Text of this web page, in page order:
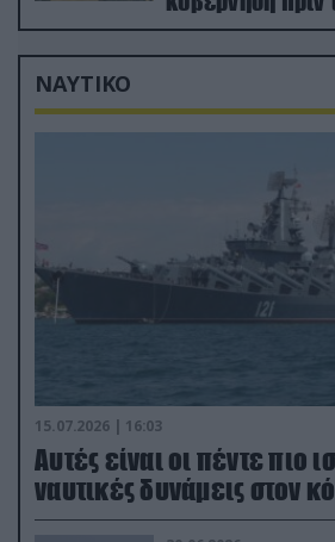
αφοπλισμό του
ΝΑΥΤΙΚΟ
15.07.2026 | 16:03
Aυτές είναι οι πέντε πιο
ναυτικές δυνάμεις στον